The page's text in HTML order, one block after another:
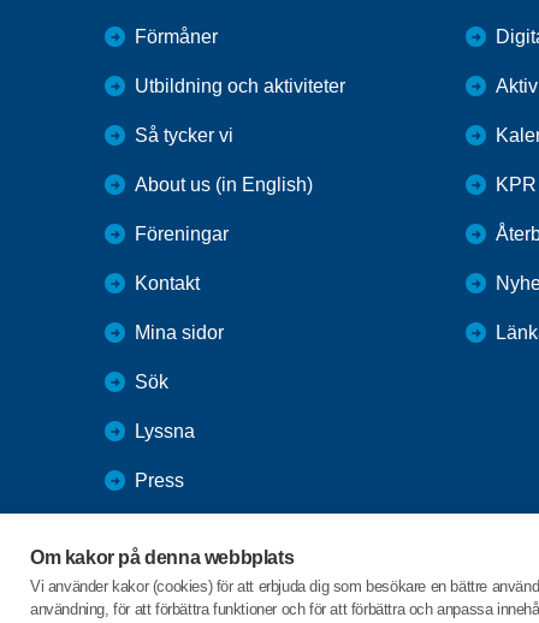
Om kakor på denna webbplats
Vi använder kakor (cookies) för att erbjuda dig som besökare en bättre
användning, för att förbättra funktioner och för att förbättra och anpassa
Förmåner
Utbildning och aktiviteter
Så tycker vi
About us (in English)
Föreningar
Kontakt
Mina sidor
Sök
Lyssna
Press
SPF Seniorernas intranät